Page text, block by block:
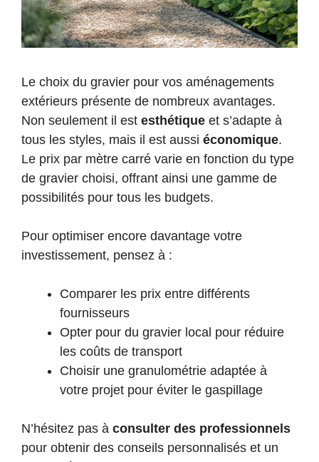
Le choix du gravier pour vos aménagements
extérieurs présente de nombreux avantages.
Non seulement il est esthétique et s’adapte à
tous les styles, mais il est aussi économique.
Le prix par mètre carré varie en fonction du type
de gravier choisi, offrant ainsi une gamme de
possibilités pour tous les budgets.
Pour optimiser encore davantage votre
investissement, pensez à :
Comparer les prix entre différents
fournisseurs
Opter pour du gravier local pour réduire
les coûts de transport
Choisir une granulométrie adaptée à
votre projet pour éviter le gaspillage
N’hésitez pas à consulter des professionnels
pour obtenir des conseils personnalisés et un